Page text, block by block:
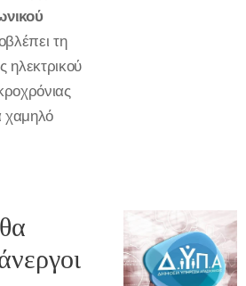
τη
ηλεκτρικού
χαμηλό